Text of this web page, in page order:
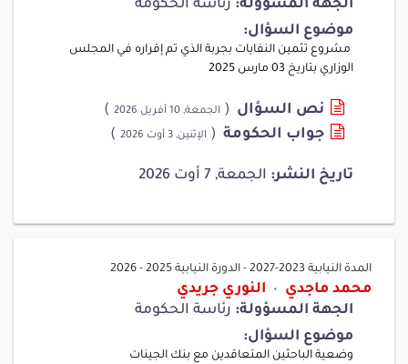
الجهة المسؤولة: رئاسة الحكومة
موضوع السؤال:
مشروع تثمين النفايات بجربة الذي تم إقراره في المجلس
الوزاري بتاريخ 03 مارس 2025
نص السؤال ( الجمعة, 10 أفريل 2026
)
جواب الحكومة ( الإثنين, 3 أوت 2026 )
تاريخ النشر: الجمعة, 7 أوت 2026
المدة النيابية 2023-2027 - الدورة النيابية 2025 - 2026
محمد ماجدي •
النوري جريدي
الجهة المسؤولة: رئاسة الحكومة
موضوع السؤال:
وضعية الباحثين المتعاقدين مع بنك الجينات